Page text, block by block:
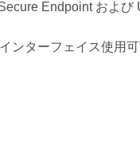
Endpoint および
ンターフェイス使用